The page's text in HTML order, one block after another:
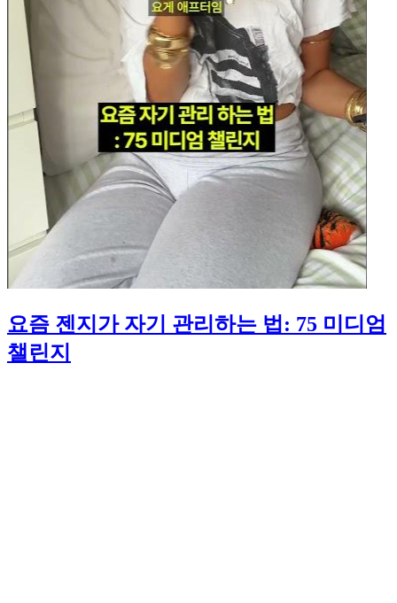
요즘 젠지가 자기 관리하는 법: 75 미디엄
챌린지